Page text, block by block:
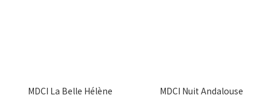
MDCI La Belle Hélène MDCI Nuit Andalouse